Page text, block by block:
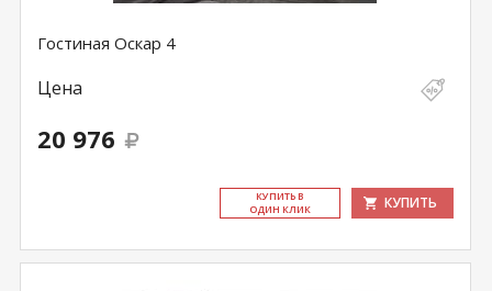
Гостиная Оскар 4
Цена
20 976
КУ­ПИТЬ В
ОДИН КЛИК
КУПИТЬ